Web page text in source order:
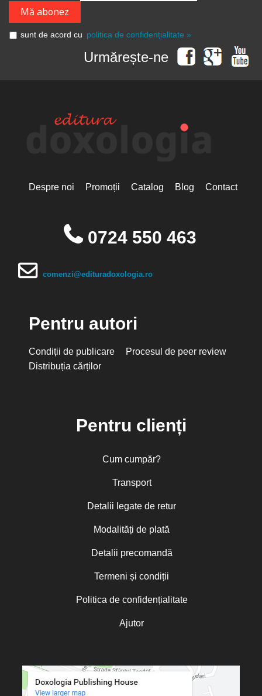
sunt de acord cu politica de confidențialitate »
Urmărește-ne
Despre noi Promoții Catalog Blog Contact
0724 550 463
comenzi@edituradoxologia.ro
Pentru autori
Condiții de publicare
Procesul de peer review
Distribuția cărților
Pentru clienți
Cum cumpăr?
Transport
Detalii legate de retur
Modalități de plată
Detalii precomandă
Termeni și condiții
Politica de confidențialitate
Ajutor